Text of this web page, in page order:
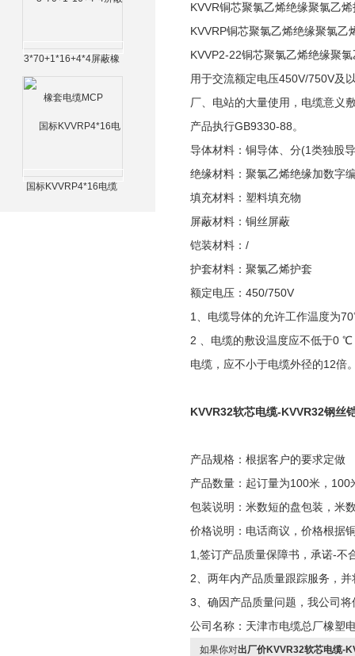
3*70+1*16+4*4屏蔽橡
国标KVVRP4*16电缆
KVVR铜芯聚氯乙烯绝缘聚氯乙
KVVRP铜芯聚氯乙烯绝缘聚氯
KVVP2-22铜芯聚氯乙烯绝缘聚
用于交流额定电压450V/750V及
厂、电站的大量使用，电缆意义
产品执行GB9330-88。
导体材料：铜导体、分(1类独股
绝缘材料：聚氯乙烯绝缘加数字
填充材料：塑料填充物
屏蔽材料：铜丝屏蔽
铠装材料：/
护套材料：聚氯乙烯护套
额定电压：450/750V
1、电缆导体的允许工作温度为
2 、电缆的敷设温度应不低于0
电缆，应不小于电缆外径的12倍
KVVR32软芯电缆-KVVR32钢丝
产品规格：根据客户的要求定做
产品数量：起订量为100米，100
包装说明：米数短的盘包装，米
价格说明：电话商议，价格根据
1,签订产品质量保障书，承诺-不
2、两年内产品质量跟踪服务，
3、确因产品质量问题，我公司
公司名称：天津市电缆总厂橡塑
如果你对出厂价KVVR32软芯电缆-